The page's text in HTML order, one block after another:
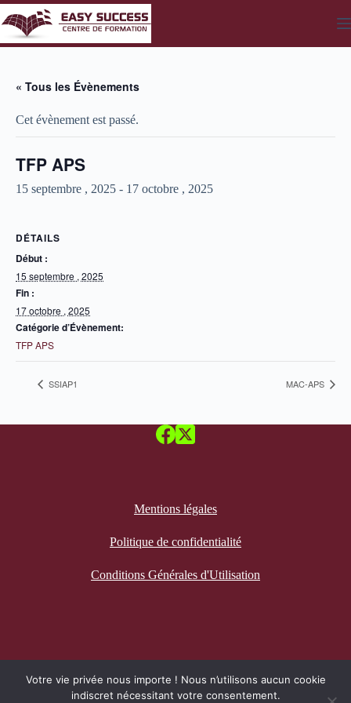
Passer
au
contenu
« Tous les Évènements
Cet évènement est passé.
TFP APS
15 septembre , 2025 - 17 octobre , 2025
DÉTAILS
Début :
15 septembre , 2025
Fin :
17 octobre , 2025
Catégorie d’Évènement:
TFP APS
SSIAP1 MAC-APS
Mentions légales
Politique de confidentialité
Conditions Générales d'Utilisation
Votre vie privée nous importe ! Nous n’utilisons aucun cookie
indiscret nécessitant votre consentement.